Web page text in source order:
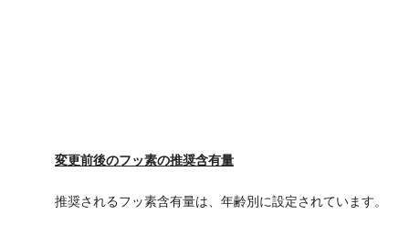
変更前後のフッ素の推奨含有量
推奨されるフッ素含有量は、年齢別に設定されています。